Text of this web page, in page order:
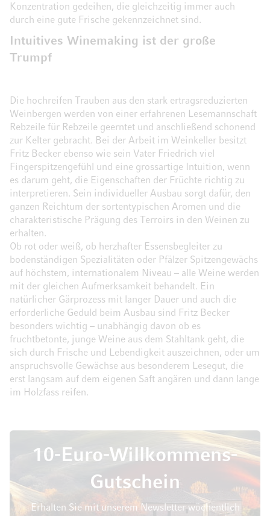
Konzentration gedeihen, die gleichzeitig immer auch
durch eine gute Frische gekennzeichnet sind.
Intuitives Winemaking ist der große
Trumpf
Die hochreifen Trauben aus den stark ertragsreduzierten
Weinbergen werden von einer erfahrenen Lesemannschaft
Rebzeile für Rebzeile geerntet und anschließend schonend
zur Kelter gebracht. Bei der Arbeit im Weinkeller besitzt
Fritz Becker ebenso wie sein Vater Friedrich viel
Fingerspitzengefühl und eine grossartige Intuition, wenn
es darum geht, die Eigenschaften der Früchte richtig zu
interpretieren. Sein individueller Ausbau sorgt dafür, den
ganzen Reichtum der sortentypischen Aromen und die
charakteristische Prägung des Terroirs in den Weinen zu
erhalten.
Ob rot oder weiß, ob herzhafter Essensbegleiter zu
bodenständigen Spezialitäten oder Pfälzer Spitzengewächs
auf höchstem, internationalem Niveau – alle Weine werden
mit der gleichen Aufmerksamkeit behandelt. Ein
natürlicher Gärprozess mit langer Dauer und auch die
erforderliche Geduld beim Ausbau sind Fritz Becker
besonders wichtig – unabhängig davon ob es
fruchtbetonte, junge Weine aus dem Stahltank geht, die
sich durch Frische und Lebendigkeit auszeichnen, oder um
anspruchsvolle Gewächse aus besonderem Lesegut, die
erst langsam auf dem eigenen Saft angären und dann lange
im Holzfass reifen.
10-Euro-Willkommens-
Gutschein
Erhalten Sie mit unserem Newsletter wöchentlich